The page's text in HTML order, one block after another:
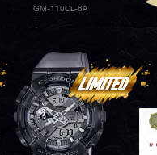
GM-110CL-6A